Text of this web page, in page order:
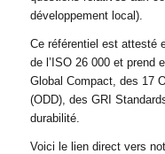
développement local).
Ce référentiel est attesté
de l’ISO 26 000 et prend
Global Compact, des 17
(ODD), des GRI
durabilité.
Voici le lien direct vers